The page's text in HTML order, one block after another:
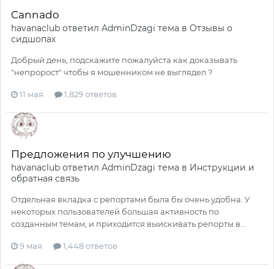
Cannado
havanaclub ответил AdminDzagi тема в Отзывы о
сидшопах
Добрый день, подскажите пожалуйста как доказывать
"непророст" чтобы я мошенником не выглядел ?
11 мая 1,829 ответов
Предложения по улучшению
havanaclub ответил AdminDzagi тема в Инструкции и
обратная связь
Отдельная вкладка с репортами была бы очень удобна. У
некоторых пользователей большая активность по
созданным темам, и приходится выискивать репорты в...
9 мая 1,448 ответов